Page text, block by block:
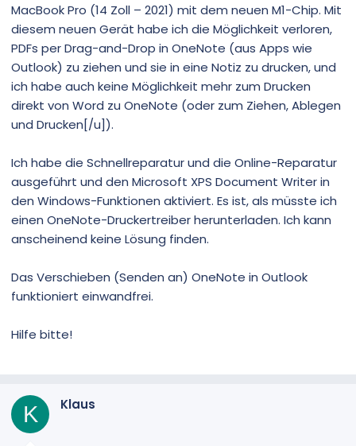
MacBook Pro (14 Zoll – 2021) mit dem neuen M1-Chip. Mit
diesem neuen Gerät habe ich die Möglichkeit verloren,
PDFs per Drag-and-Drop in OneNote (aus Apps wie
Outlook) zu ziehen und sie in eine Notiz zu drucken, und
ich habe auch keine Möglichkeit mehr zum Drucken
direkt von Word zu OneNote (oder zum Ziehen, Ablegen
und Drucken[/u]).
Ich habe die Schnellreparatur und die Online-Reparatur
ausgeführt und den Microsoft XPS Document Writer in
den Windows-Funktionen aktiviert. Es ist, als müsste ich
einen OneNote-Druckertreiber herunterladen. Ich kann
anscheinend keine Lösung finden.
Das Verschieben (Senden an) OneNote in Outlook
funktioniert einwandfrei.
Hilfe bitte!
K Klaus